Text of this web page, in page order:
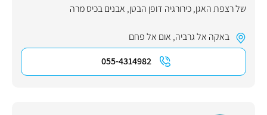
של רצפת האגן,כירורגיה דופן הבטן, אבנים בכיס מרה
באקה אל גרביה, אום אל פחם
055-4314982